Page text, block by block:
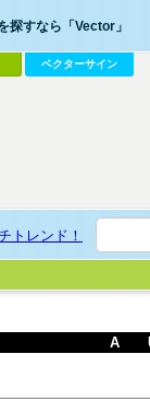
探すなら「Vector」
ベクターサイン
トレンド！
A